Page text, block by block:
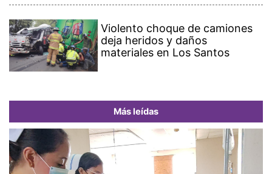
Violento choque de camiones
deja heridos y daños
materiales en Los Santos
Más leídas